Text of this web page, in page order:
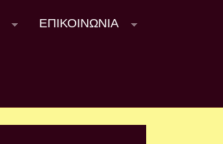
ΕΠΙΚΟΙΝΩΝΊΑ